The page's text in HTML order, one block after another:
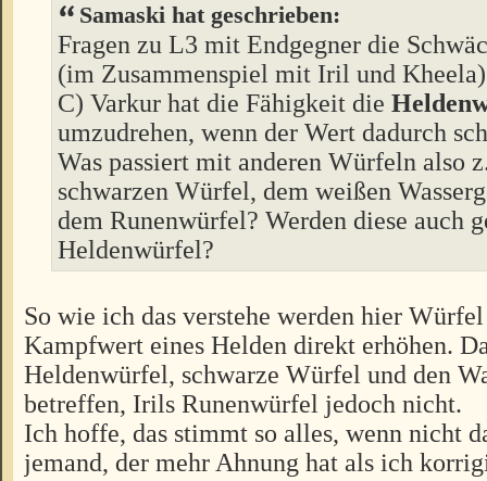
Samaski hat geschrieben:
Fragen zu L3 mit Endgegner die
(im Zusammenspiel mit Iril und
C) Varkur hat die Fähigkeit die
umzudrehen, wenn der Wert dadurch
Was passiert mit anderen Würfeln also
schwarzen Würfel, dem weißen
dem Runenwürfel? Werden diese auch
Heldenwürfel?
So wie ich das verstehe werden hier
Kampfwert eines Helden direkt erhöhen.
Heldenwürfel, schwarze Würfel und den
betreffen, Irils Runenwürfel jedoch nicht.
Ich hoffe, das stimmt so alles, wenn nicht
jemand, der mehr Ahnung hat als ich